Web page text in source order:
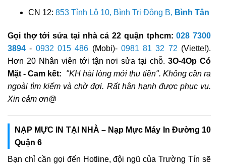
CN 12: 853 Tỉnh Lộ 10, Bình Trị Đông B, Bình Tân
Gọi thợ tới sửa tại nhà cả 22 quận tphcm:028 7300
3894- 0932 015 486 (Mobi)- 0981 81 32 72 (Viettel).
Hơn 20 Nhân viên tới tận nơi sửa tại chỗ.3O-4Op Có
Mặt - Cam kết:
"KH hài lòng mới thu tiền". Không cần ra
ngoài tìm kiếm và chờ đợi. Rất hân hạnh được phục vụ.
Xin cảm ơn@
NẠP MỰC IN TẠI NHÀ – Nạp Mực Máy In Đường 10
Quận 6
Bạn chỉ cần gọi đến Hotline, đội ngũ của Trường Tín sẽ